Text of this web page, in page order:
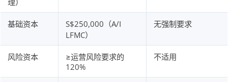
理）
基础资本
S$250,000（A/I
LFMC）
无强制要求
风险资本
≥运营风险要求的
120%
不适用